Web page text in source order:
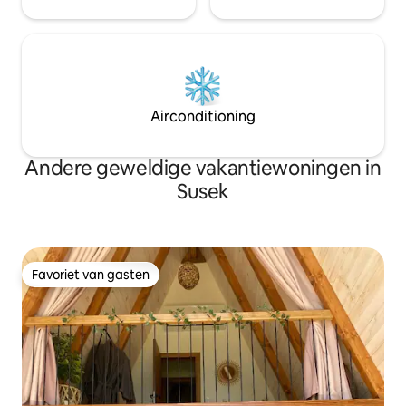
Airconditioning
Andere geweldige vakantiewoningen in
Susek
Favoriet van gasten
Favoriet van gasten